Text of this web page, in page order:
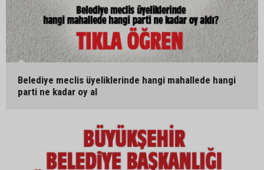
Belediye meclis üyeliklerinde hangi mahallede hangi
parti ne kadar oy al